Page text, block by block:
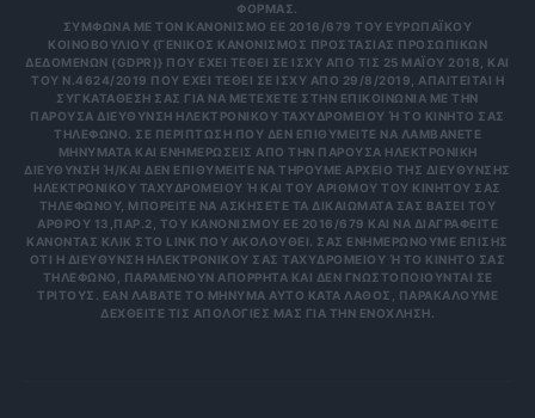
ΦΟΡΜΑΣ.
ΣΎΜΦΩΝΑ ΜΕ ΤΟΝ ΚΑΝΟΝΙΣΜΌ ΕΕ 2016/679 ΤΟΥ ΕΥΡΩΠΑΪΚΟΎ
ΚΟΙΝΟΒΟΥΛΊΟΥ {ΓΕΝΙΚΌΣ ΚΑΝΟΝΙΣΜΌΣ ΠΡΟΣΤΑΣΊΑΣ ΠΡΟΣΩΠΙΚΏΝ
ΔΕΔΟΜΈΝΩΝ (GDPR)} ΠΟΥ ΈΧΕΙ ΤΕΘΕΊ ΣΕ ΙΣΧΎ ΑΠΌ ΤΙΣ 25 ΜΑΪ́ΟΥ 2018, ΚΑΙ
ΤΟΥ Ν.4624/2019 ΠΟΥ ΈΧΕΙ ΤΕΘΕΊ ΣΕ ΙΣΧΎ ΑΠΌ 29/8/2019, ΑΠΑΙΤΕΊΤΑΙ Η
ΣΥΓΚΑΤΆΘΕΣΉ ΣΑΣ ΓΙΑ ΝΑ ΜΕΤΈΧΕΤΕ ΣΤΗΝ ΕΠΙΚΟΙΝΩΝΊΑ ΜΕ ΤΗΝ
ΠΑΡΟΎΣΑ ΔΙΕΎΘΥΝΣΗ ΗΛΕΚΤΡΟΝΙΚΟΎ ΤΑΧΥΔΡΟΜΕΊΟΥ Ή ΤΟ ΚΙΝΗΤΌ ΣΑΣ Τ
ΗΛΈΦΩΝΟ. ΣΕ ΠΕΡΊΠΤΩΣΗ ΠΟΥ ΔΕΝ ΕΠΙΘΥΜΕΊΤΕ ΝΑ ΛΑΜΒΆΝΕΤΕ Μ
ΗΝΎΜΑΤΑ ΚΑΙ ΕΝΗΜΕΡΏΣΕΙΣ ΑΠΌ ΤΗΝ ΠΑΡΟΎΣΑ ΗΛΕΚΤΡΟΝΙΚΉ Δ
ΙΕΎΘΥΝΣΗ Ή/ΚΑΙ ΔΕΝ ΕΠΙΘΥΜΕΊΤΕ ΝΑ ΤΗΡΟΎΜΕ ΑΡΧΕΊΟ ΤΗΣ ΔΙΕΎΘΥΝΣΗΣ ΗΛ
ΕΚΤΡΟΝΙΚΟΎ ΤΑΧΥΔΡΟΜΕΊΟΥ Ή ΚΑΙ ΤΟΥ ΑΡΙΘΜΟΎ ΤΟΥ ΚΙΝΗΤΟΎ ΣΑΣ ΤΗΛ
ΕΦΏΝΟΥ, ΜΠΟΡΕΊΤΕ ΝΑ ΑΣΚΉΣΕΤΕ ΤΑ ΔΙΚΑΙΏΜΑΤΆ ΣΑΣ ΒΆΣΕΙ ΤΟΥ ΆΡΘ
ΡΟΥ 13,ΠΑΡ.2, ΤΟΥ ΚΑΝΟΝΙΣΜΟΎ ΕΕ 2016/679 ΚΑΙ ΝΑ ΔΙΑΓΡΑΦΕΊΤΕ ΚΆΝ
ΟΝΤΑΣ ΚΛΙΚ ΣΤΟ LINK ΠΟΥ ΑΚΟΛΟΥΘΕΊ. ΣΑΣ ΕΝΗΜΕΡΏΝΟΥΜΕ ΕΠΊΣΗΣ ΌΤΙ
Η ΔΙΕΎΘΥΝΣΗ ΗΛΕΚΤΡΟΝΙΚΟΎ ΣΑΣ ΤΑΧΥΔΡΟΜΕΊΟΥ Ή ΤΟ ΚΙΝΗΤΌ ΣΑΣ ΤΗΛΈ
ΦΩΝΟ, ΠΑΡΑΜΈΝΟΥΝ ΑΠΌΡΡΗΤΑ ΚΑΙ ΔΕΝ ΓΝΩΣΤΟΠΟΙΟΎΝΤΑΙ ΣΕ ΤΡΊΤ
ΟΥΣ. ΕΆΝ ΛΆΒΑΤΕ ΤΟ ΜΉΝΥΜΑ ΑΥΤΌ ΚΑΤΆ ΛΆΘΟΣ, ΠΑΡΑΚΑΛΟΎΜΕ ΔΕΧΘ
ΕΊΤΕ ΤΙΣ ΑΠΟΛΟΓΊΕΣ ΜΑΣ ΓΙΑ ΤΗΝ ΕΝΌΧΛΗΣΗ.